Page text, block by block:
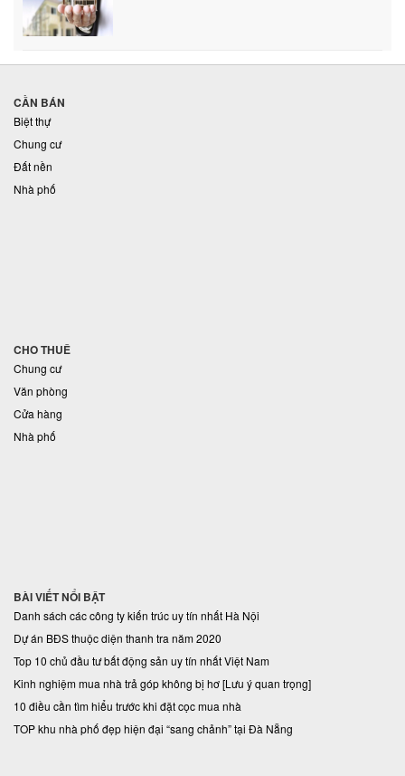
CẦN BÁN
Biệt thự
Chung cư
Đất nền
Nhà phố
CHO THUÊ
Chung cư
Văn phòng
Cửa hàng
Nhà phố
BÀI VIẾT NỔI BẬT
Danh sách các công ty kiến trúc uy tín nhất Hà Nội
Dự án BĐS thuộc diện thanh tra năm 2020
Top 10 chủ đầu tư bất động sản uy tín nhất Việt Nam
Kinh nghiệm mua nhà trả góp không bị hơ [Lưu ý quan trọng]
10 điều cần tìm hiểu trước khi đặt cọc mua nhà
TOP khu nhà phố đẹp hiện đại “sang chảnh” tại Đà Nẵng